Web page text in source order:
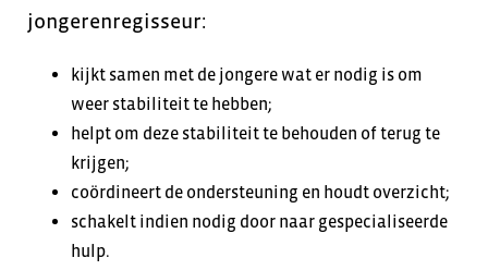
jongerenregisseur:
kijkt samen met de jongere wat er nodig is om
weer stabiliteit te hebben;
helpt om deze stabiliteit te behouden of terug te
krijgen;
coördineert de ondersteuning en houdt overzicht;
schakelt indien nodig door naar gespecialiseerde
hulp.